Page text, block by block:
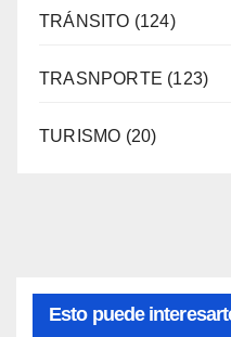
TRÁNSITO (124)
TRASNPORTE (123)
TURISMO (20)
Esto puede